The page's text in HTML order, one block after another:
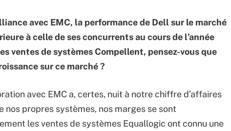
avec EMC, la performance de Dell sur le marché
à celle de ses concurrents au cours de l’année
ventes de systèmes Compellent, pensez-vous que
sur ce marché ?
avec EMC a, certes, nuit à notre chiffre d’affaires
nos propres systèmes, nos marges se sont
les ventes de systèmes Equallogic ont connu une